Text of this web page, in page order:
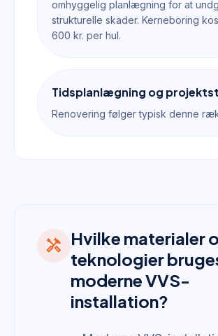
omhyggelig planlægning for at
strukturelle skader. Kerneboring
600 kr. per hul.
Tidsplanlægning og
Renovering følger typisk denne
handyman Hvilke materialer
teknologier
moderne VVS-
installation?